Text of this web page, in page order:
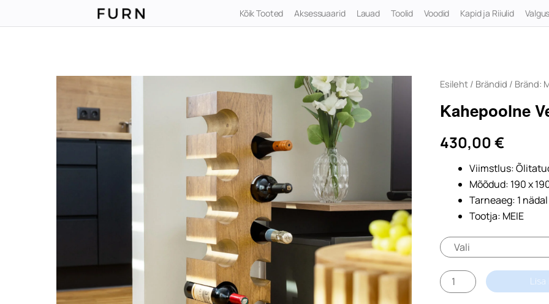
Kõik Tooted Aksessuaarid Lauad Toolid Voodid Kapid ja Riiulid
Esileht / Brändid / Bränd:
Kahepoolne
430,00€
Viimstlus:
Mõõdud: 190 x
Tarneaeg: 1 nädal
Tootja: MEIE
Kahepoolne
Veiniriiul